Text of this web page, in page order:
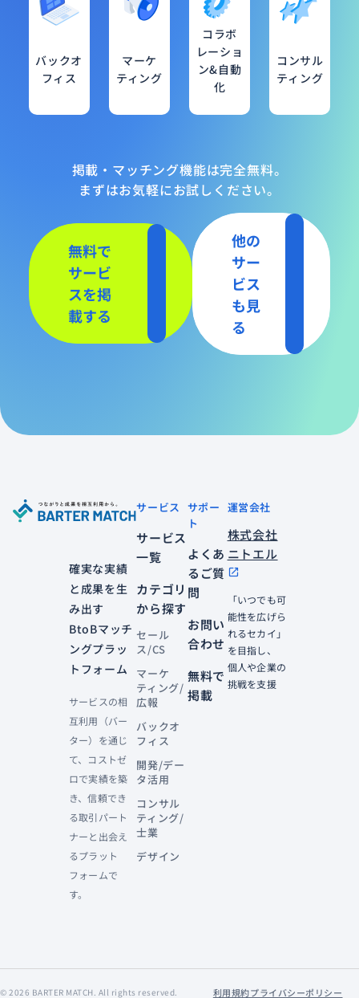
バックオ
フィス
マーケ
ティング
コラボ
レーショ
ン&自動
化
コンサル
ティング
掲載・マッチング機能は完全無料。
まずはお気軽にお試しください。
無料で
サービ
スを掲
載する
他の
サー
ビス
も見
る
確実な実績
と成果を生
み出す
BtoBマッチ
ングプラッ
トフォーム
サービスの相
互利用（バー
ター）を通じ
て、コストゼ
ロで実績を築
き、信頼でき
る取引パート
ナーと出会え
るプラット
フォームで
す。
サービス
サービス
一覧
カテゴリ
から探す
セール
ス/CS
マーケ
ティング/
広報
バックオ
フィス
開発/デー
タ活用
コンサル
ティング/
士業
デザイン
サポー
ト
よくあ
るご質
問
お問い
合わせ
無料で
掲載
運営会社
株式会社
ニトエル
open_in_new
「いつでも可
能性を広げら
れるセカイ」
を目指し、
個人や企業の
挑戦を支援
© 2026 BARTER MATCH. All rights reserved. 利用規約プライバシーポリシー